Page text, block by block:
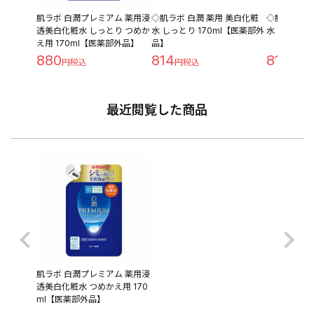
肌ラボ 白潤プレミアム 薬用浸
透美白化粧水 しっとり つめか
え用 170ml【医薬部外品】
880
◇肌ラボ 白潤 薬用 美白化粧
水 しっとり 170ml【医薬部外
品】
814
◇肌ラボ 白
水 170ml【
814
最近閲覧した商品
肌ラボ 白潤プレミアム 薬用浸
透美白化粧水 つめかえ用 170
ml【医薬部外品】